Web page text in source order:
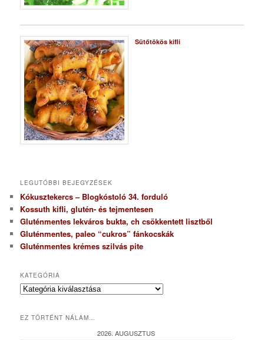
Sütőtökös kifli
LEGUTÓBBI BEJEGYZÉSEK
Kókusztekercs – Blogkóstoló 34. forduló
Kossuth kifli, glutén- és tejmentesen
Gluténmentes lekváros bukta, ch csökkentett lisztből
Gluténmentes, paleo “cukros” fánkocskák
Gluténmentes krémes szilvás pite
KATEGÓRIA
K
e
EZ TÖRTÉNT NÁLAM…
2026. AUGUSZTUS